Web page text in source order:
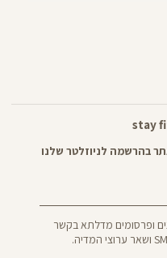
stay
ופרסומים מדלתא בקשר